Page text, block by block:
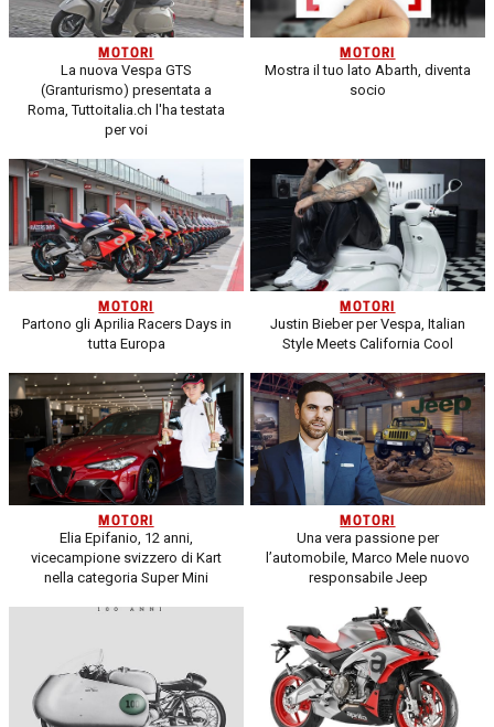
MOTORI
La nuova Vespa GTS
(Granturismo) presentata a
Roma, Tuttoitalia.ch l'ha testata
per voi
MOTORI
Mostra il tuo lato Abarth, diventa
socio
MOTORI
Partono gli Aprilia Racers Days in
tutta Europa
MOTORI
Justin Bieber per Vespa, Italian
Style Meets California Cool
MOTORI
Elia Epifanio, 12 anni,
vicecampione svizzero di Kart
nella categoria Super Mini
MOTORI
Una vera passione per
l’automobile, Marco Mele nuovo
responsabile Jeep